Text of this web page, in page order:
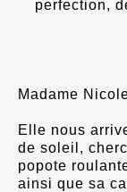
perfection,
Madame
Elle nous
de soleil,
popote
ainsi que sa